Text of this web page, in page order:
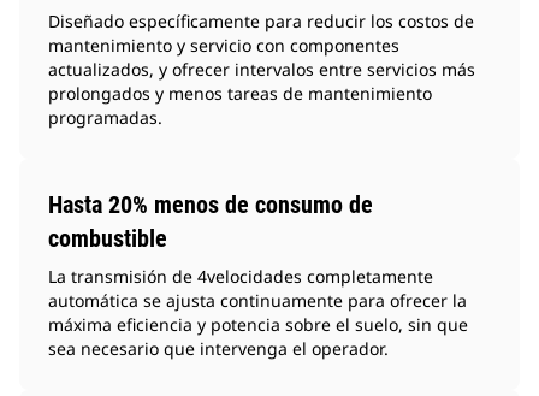
Diseñado específicamente para reducir los costos de
mantenimiento y servicio con componentes
actualizados, y ofrecer intervalos entre servicios más
prolongados y menos tareas de mantenimiento
programadas.
Hasta 20% menos de consumo de
combustible
La transmisión de 4velocidades completamente
automática se ajusta continuamente para ofrecer la
máxima eficiencia y potencia sobre el suelo, sin que
sea necesario que intervenga el operador.